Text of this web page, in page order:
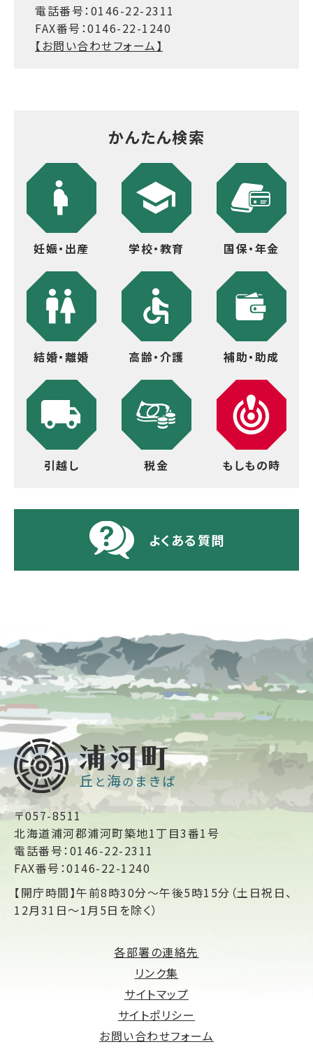
電話番号：0146-22-2311
FAX番号：0146-22-1240
【お問い合わせフォーム】
かんたん検索
妊娠・出産 学校・教育 国保・年金
結婚・離婚 高齢・介護 補助・助成
引越し 税金 もしもの時
よくある質問
〒057-8511
北海道浦河郡浦河町築地1丁目3番1号
電話番号：0146-22-2311
FAX番号：0146-22-1240
【開庁時間】午前8時30分～午後5時15分（土日祝日、
12月31日～1月5日を除く）
各部署の連絡先
リンク集
サイトマップ
サイトポリシー
お問い合わせフォーム